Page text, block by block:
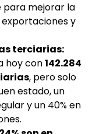
para mejorar la
y
terciarias:
hoy con142.284
, pero solo
estado, un
y un 40% en